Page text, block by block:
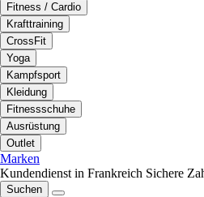
Fitness / Cardio
Krafttraining
CrossFit
Yoga
Kampfsport
Kleidung
Fitnessschuhe
Ausrüstung
Outlet
Marken
Kundendienst in Frankreich Sichere
Suchen